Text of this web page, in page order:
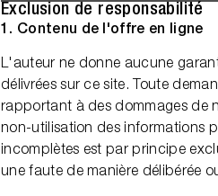
Exclusion de responsabilité
1. Contenu de l'offre en ligne
L'auteur ne donne aucune
délivrées sur ce site. Toute
rapportant à des dommages de
non-utilisation des informations
incomplètes est par principe
une faute de manière délibérée